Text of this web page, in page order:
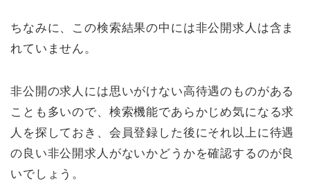
ちなみに、この検索結果の中には非公開求人は含ま
れていません。
非公開の求人には思いがけない高待遇のものがある
ことも多いので、検索機能であらかじめ気になる求
人を探しておき、会員登録した後にそれ以上に待遇
の良い非公開求人がないかどうかを確認するのが良
いでしょう。